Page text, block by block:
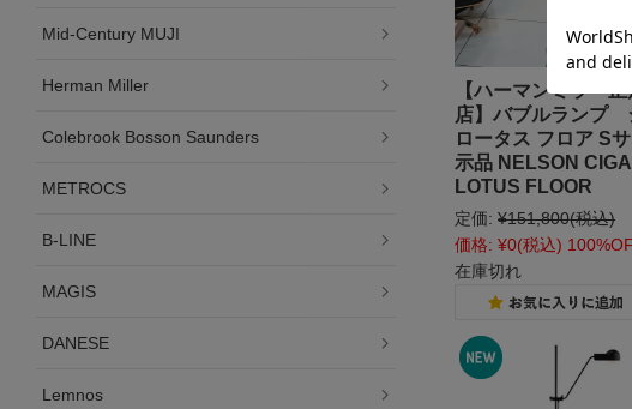
【ハーマンミラー
店】バブルランプ
ロータス フロア S
示品 NELSON
LOTUS FLOOR
定価: ¥151,800(税込)
価格: ¥0(税込)
在庫切れ
Mid-Century MUJI
Herman Miller
Colebrook Bosson Saunders
METROCS
B-LINE
MAGIS
DANESE
Lemnos